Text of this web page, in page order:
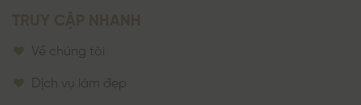
Về chúng tôi
Dịch vụ làm đẹp